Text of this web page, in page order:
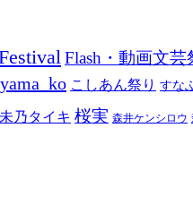
Flash・動画文芸
yama_ko こしあん祭り すな
未乃タイキ 桜実 森井ケンシロウ